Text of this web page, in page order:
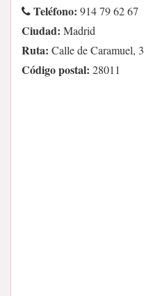
Teléfono: 914 79 62 67
Ciudad: Madrid
Ruta: Calle de Caramuel, 3
Código postal: 28011